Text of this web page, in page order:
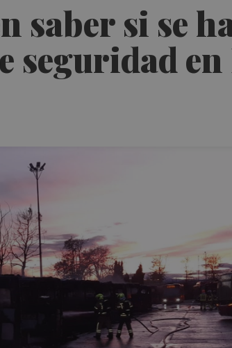
saber si se
seguridad